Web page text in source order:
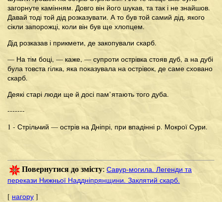
загорнуте камінням. Довго він його шукав, та так і не знайшов.
Давай тоді той дід розказувати. А то був той самий дід, якого
сікли запорожці, коли він був ще хлопцем.
Дід розказав і прикмети, де закопували скарб.
— На тім боці, — каже, — супроти острівка стояв дуб, а на дубі
була товста гілка, яка показувала на острівок, де саме сховано
скарб.
Деякі старі люди ще й досі пам’ятають того дуба.
-------
1 - Стрільчий — острів на Дніпрі, при впадінні р. Мокрої Сури.
Повернутися до змісту: Савур-могила. Легенди та
перекази Нижньої Наддніпрянщини. Заклятий скарб.
[ нагору ]